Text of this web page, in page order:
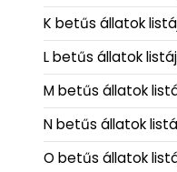
K betűs állatok
L betűs állatok
M betűs állatok
N betűs állatok
O betűs állatok